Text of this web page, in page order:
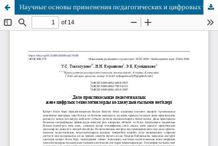
Научные основы применения педагогических и цифровых технологий в полевой практике